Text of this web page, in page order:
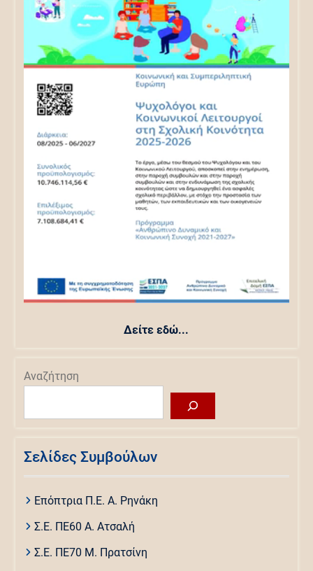
Δείτε εδώ...
Αναζήτηση
Σελίδες Συμβούλων
Επόπτρια Π.Ε. Α. Ρηνάκη
Σ.Ε. ΠΕ60 Α. Ατσαλή
Σ.Ε. ΠΕ70 Μ. Πρατσίνη